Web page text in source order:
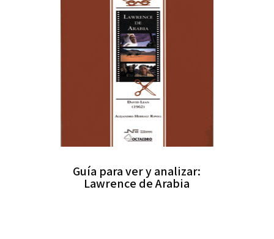
Guía para ver y analizar:
Lawrence de Arabia